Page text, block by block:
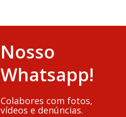
Nosso
Whatsapp!
Colabores com fotos,
vídeos e denúncias.